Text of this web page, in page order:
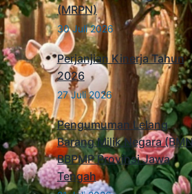
(MRPN)
30 Juli 2026
Perjanjian Kinerja Tahun
2026
27 Juli 2026
Pengumuman Lelang
Barang Milik Negara
BBPMP Provinsi Jawa
Tengah